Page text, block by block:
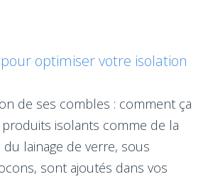
optimiser votre isolation
de ses combles : comment ça
isolants comme de la
lainage de verre, sous
sont ajoutés dans vos